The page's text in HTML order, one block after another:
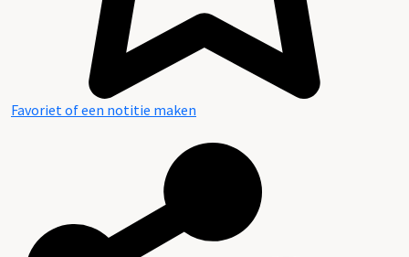
Favoriet of een notitie maken